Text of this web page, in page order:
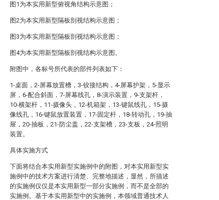
图1为本实用新型俯视角结构示意图；
图2为本实用新型隔板剖视结构示意图；
图3为本实用新型隔板剖视结构示意图；
图4为本实用新型隔板剖视结构示意图。
附图中，各标号所代表的部件列表如下：
1-桌面，2-屏幕放置槽，3-铰接结构，4-屏幕护架，5-显示
屏，6-配合斜面，7-屏幕线孔，8-演示装置，9-支架杆，
10-横架杆，11-摄像头，12-机箱架，13-键鼠线孔，15-摄
像线孔，16-键鼠放置装置，17-固定杆，18-转动孔，19-抽
屉，20-抽板，21-防尘盖，22-支架槽，23-支板，24-照明
装置。
具体实施方式
下面将结合本实用新型实施例中的附图，对本实用新型实
施例中的技术方案进行清楚、完整地描述，显然，所描述
的实施例仅仅是本实用新型一部分实施例，而不是全部的
实施例。基于本实用新型中的实施例，本领域普通技术人